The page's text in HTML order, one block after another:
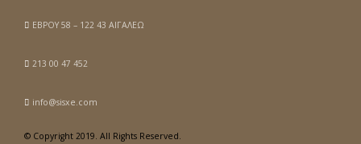
ΕΒΡΟΥ 58 – 122 43 ΑΙΓΑΛΕΩ
213 00 47 452
info@sisxe.com
© Copyright 2019. All Rights Reserved.